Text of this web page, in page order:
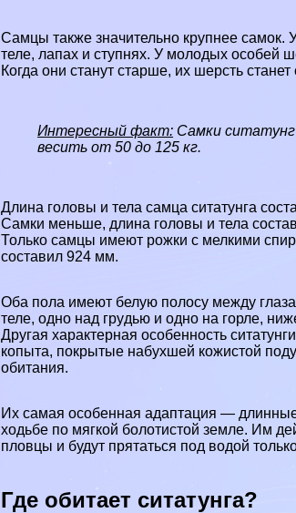
Самцы также значительно крупнее
теле, лапах и ступнях. У молодых особей
Когда они станут старше, их шерсть
Интересный факт: Самки
весить от 50 до 125 кг.
Длина головы и тела самца ситатунга
Самки меньше, длина головы и тела
Только самцы имеют рожки с мелкими
составил 924 мм.
Оба пола имеют белую полосу между
теле, одно над гpyдью и одно на горле,
Другая хаpaктерная особенность
копыта, покрытые набухшей кожистой
обитания.
Их самая особенная адаптация —
ходьбе по мягкой болотистой земле. Им
пловцы и будут прятаться под водой
Где обитает ситатунга?